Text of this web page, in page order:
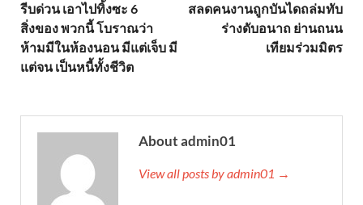
รีบด่วน เอาไปทิ้งซะ 6
สิ่งของ พวกนี้ โบราณว่า
ห้ามมีในห้องนอน มีแต่เจ็บ มี
แต่จน เป็นหนี้ทั้งชีวิต
สลดคนงานถูกบันไดถล่มทับ
ร่างดับอนาถ ย่านถนน
เทียมร่วมมิตร
About admin01
View all posts by admin01 →